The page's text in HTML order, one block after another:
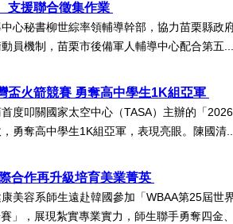
支援聯合徵集作業
心秘書柳世綜率領輔導幹部，協力苗栗縣政
員機制，苗栗市後備軍人輔導中心配合第五...
盃火箭競賽 勇奪高中學生1K組亞軍
度叩關國家太空中心（TASA）主辦的「
勇奪高中學生1K組亞軍，表現亮眼。陳國清
合作再升級培育美業菁英
美容系師生遠赴韓國參加「WBAA第25屆世
」，展現紮實專業實力，師生聯手勇奪四金